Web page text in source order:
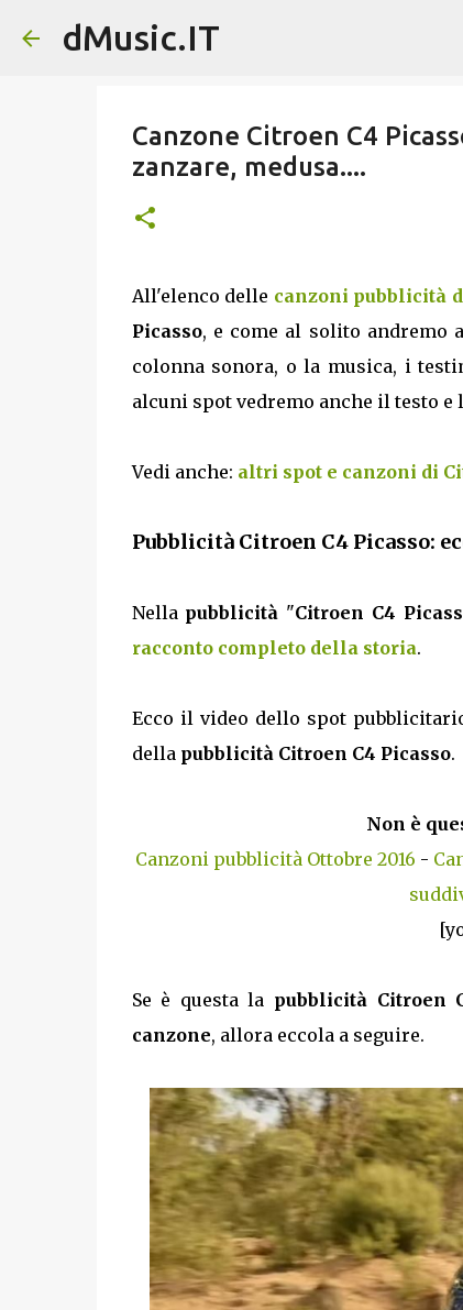
dMusic.IT
Canzone Citroen C4
zanzare, medusa....
All'elenco delle canzoni pubblicità
Picasso, e come al solito andremo
colonna sonora, o la musica, i
alcuni spot vedremo anche il testo
Vedi anche: altri spot e canzoni di
Pubblicità Citroen C4 Picasso:
Nella pubblicità "Citroen C4
racconto completo della storia.
Ecco il video dello spot
della pubblicità Citroen C4 Picasso.
Non è
Canzoni pubblicità Ottobre 2016 -
Se è questa la pubblicità Citroen
canzone, allora eccola a seguire.